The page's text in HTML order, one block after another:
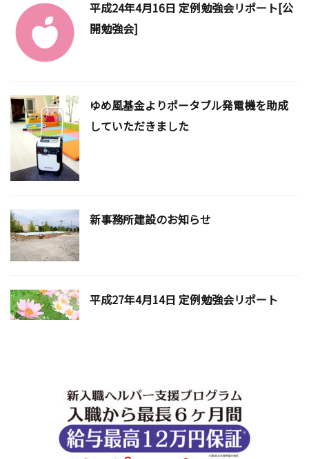
平成24年4月16日 定例勉強会リポート[公
開勉強会]
ゆめ風基金よりポータブル発電機を助成
していただきました
新事務所建設のお知らせ
平成27年4月14日 定例勉強会リポート